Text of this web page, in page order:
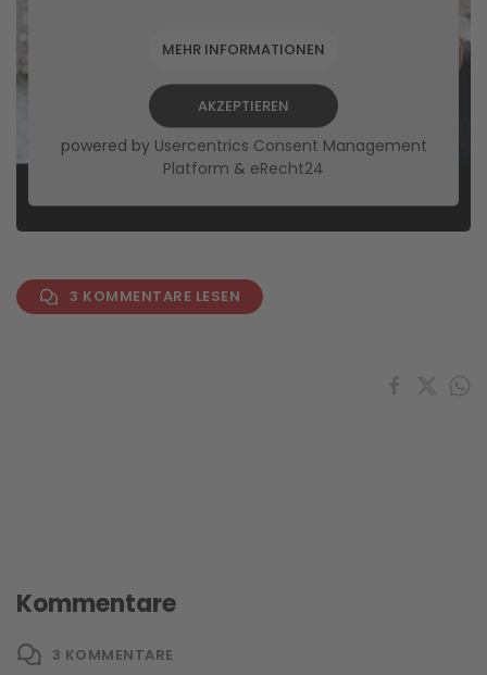
MEHR INFORMATIONEN
AKZEPTIEREN
powered by Usercentrics Consent Management
Platform & eRecht24
3 KOMMENTARE LESEN
Kommentare
3 KOMMENTARE